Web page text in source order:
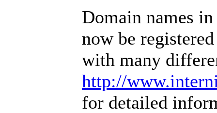
Domain names
now be registered
with many
http://
for detailed